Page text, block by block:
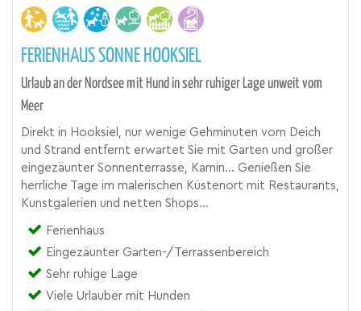
FERIENHAUS SONNE HOOKSIEL
Urlaub an der Nordsee mit Hund in sehr ruhiger Lage unweit vom
Meer
Direkt in Hooksiel, nur wenige Gehminuten vom Deich
und Strand entfernt erwartet Sie mit Garten und großer
eingezäunter Sonnenterrasse, Kamin... Genießen Sie
herrliche Tage im malerischen Küstenort mit Restaurants,
Kunstgalerien und netten Shops...
Ferienhaus
Eingezäunter Garten-/Terrassenbereich
Sehr ruhige Lage
Viele Urlauber mit Hunden